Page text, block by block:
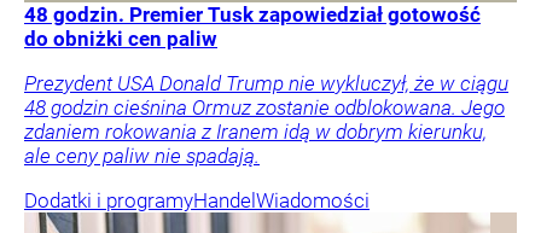
48 godzin. Premier Tusk zapowiedział gotowość
do obniżki cen paliw
Prezydent USA Donald Trump nie wykluczył, że w ciągu
48 godzin cieśnina Ormuz zostanie odblokowana. Jego
zdaniem rokowania z Iranem idą w dobrym kierunku,
ale ceny paliw nie spadają.
Dodatki i programyHandelWiadomości